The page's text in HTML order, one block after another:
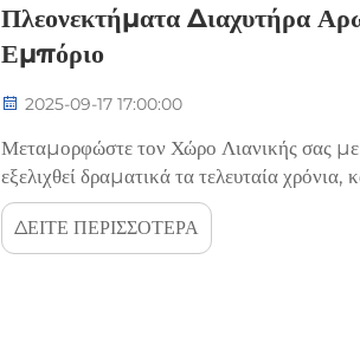
Πλεονεκτήματα Διαχυτήρα
Εμπόριο
2025-09-17 17:00:00
Μεταμορφώστε τον Χώρο Λιανικής σας με
εξελιχθεί δραματικά τα τελευταία χρόνια,
δημιουργία εμβυθιστικών εμπειριών
προώθηση προϊόντων...
ΔΕΙΤΕ ΠΕΡΙΣΣΟΤΕΡΑ